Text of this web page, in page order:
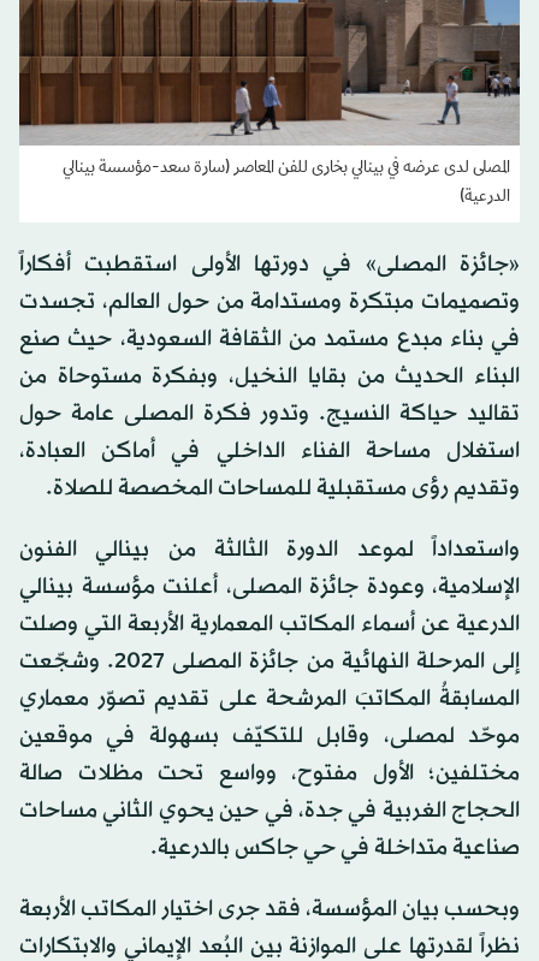
المصلى لدى عرضه في بينالي بخارى للفن المعاصر (سارة سعد-مؤسسة بينالي
الدرعية)
«جائزة المصلى» في دورتها الأولى استقطبت أفكاراً
وتصميمات مبتكرة ومستدامة من حول العالم، تجسدت
في بناء مبدع مستمد من الثقافة السعودية، حيث صنع
البناء الحديث من بقايا النخيل، وبفكرة مستوحاة من
تقاليد حياكة النسيج. وتدور فكرة المصلى عامة حول
استغلال مساحة الفناء الداخلي في أماكن العبادة،
وتقديم رؤى مستقبلية للمساحات المخصصة للصلاة.
واستعداداً لموعد الدورة الثالثة من بينالي الفنون
الإسلامية، وعودة جائزة المصلى، أعلنت مؤسسة بينالي
الدرعية عن أسماء المكاتب المعمارية الأربعة التي وصلت
إلى المرحلة النهائية من جائزة المصلى 2027. وشجّعت
المسابقةُ المكاتبَ المرشحة على تقديم تصوّر معماري
موحّد لمصلى، وقابل للتكيّف بسهولة في موقعين
مختلفين؛ الأول مفتوح، وواسع تحت مظلات صالة
الحجاج الغربية في جدة، في حين يحوي الثاني مساحات
صناعية متداخلة في حي جاكس بالدرعية.
وبحسب بيان المؤسسة، فقد جرى اختيار المكاتب الأربعة
نظراً لقدرتها على الموازنة بين البُعد الإيماني والابتكارات